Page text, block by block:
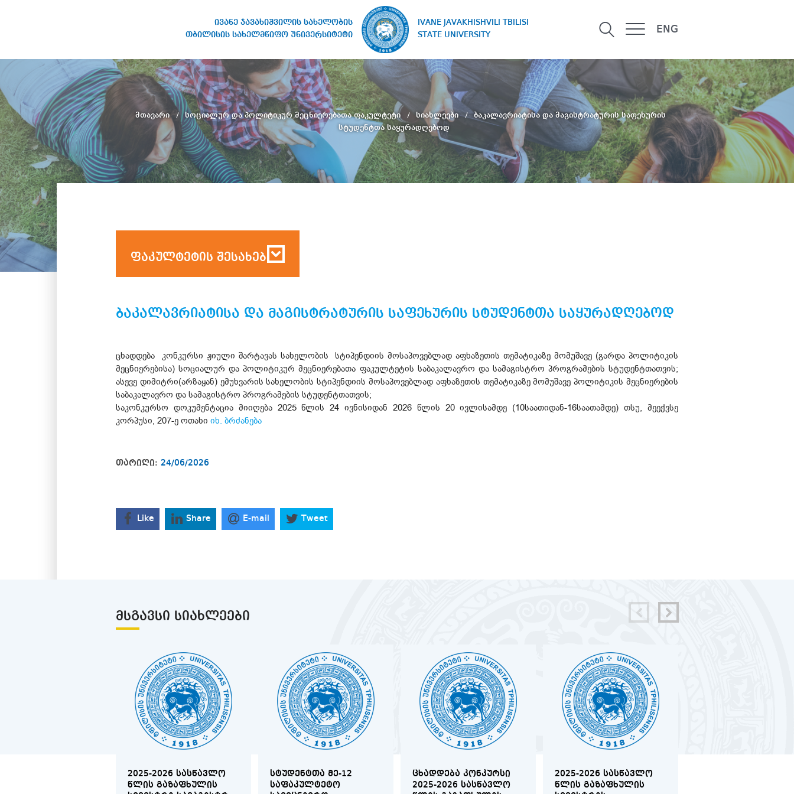
ივანე ჯავახიშვილის სახელობის
თბილისის სახელმწიფო უნივერსიტეტი
IVANE JAVAKHISHVILI TBILISI
STATE UNIVERSITY
ENG
სახელობის თბილისის
სახელმწიფო უნივერსიტეტი
მთავარი სოციალურ და პოლიტიკურ მეცნიერებათა ფაკულტეტი სიახლეები
ბაკალავრიატისა და მაგისტრატურის საფეხურის
სტუდენტთა საყურადღებოდ
ფაკულტეტის შესახებ
ბაკალავრიატისა და მაგისტრატურის საფეხურის სტუდენტთა საყურადღებოდ
ცხადდება კონკურსი ჟიული შარტავას სახელობის სტიპენდიის მოსაპოვებლად აფხაზეთის თემატიკაზე მომუშავე (გარდა პოლიტიკის
მეცნიერებისა) სოციალურ და პოლიტიკურ მეცნიერებათა ფაკულტეტის საბაკალავრო და სამაგისტრო პროგრამების სტუდენტთათვის;
ასევე დიმიტრი(არზაყან) ემუხვარის სახელობის სტიპენდიის მოსაპოვებლად აფხაზეთის თემატიკაზე მომუშავე პოლიტიკის მეცნიერების
საბაკალავრო და სამაგისტრო პროგრამების სტუდენტთათვის;
საკონკურსო დოკუმენტაცია მიიღება 2025 წლის 24 ივნისიდან 2026 წლის 20 ივლისამდე (10საათიდან-16საათამდე) თსუ, მეექვსე
კორპუსი, 207-ე ოთახი იხ. ბრძანება
თარიღი: 24/06/2026
Like Share E-mail Tweet
ᲛᲡᲒᲐᲕᲡᲘ ᲡᲘᲐᲮᲚᲔᲔᲑᲘ
2025-2026 ᲡᲐᲡᲬᲐᲕᲚᲝ
ᲬᲚᲘᲡ ᲒᲐᲖᲐᲤᲮᲣᲚᲘᲡ
ᲡᲢᲣᲓᲔᲜᲢᲗᲐ ᲛᲔ-12
ᲡᲐᲤᲐᲙᲣᲚᲢᲔᲢᲝ
ᲪᲮᲐᲓᲓᲔᲑᲐ ᲙᲝᲜᲙᲣᲠᲡᲘ
2025-2026 ᲡᲐᲡᲬᲐᲕᲚᲝ
2025-2026 ᲡᲐᲡᲬᲐᲕᲚᲝ
ᲬᲚᲘᲡ ᲒᲐᲖᲐᲤᲮᲣᲚᲘᲡ